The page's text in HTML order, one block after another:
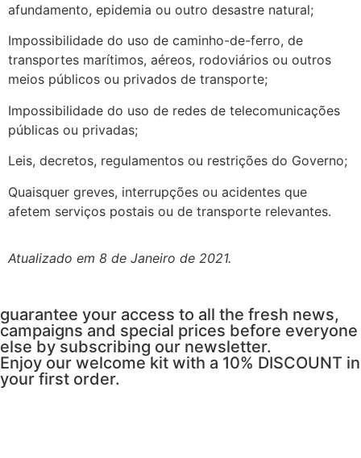
afundamento, epidemia ou outro desastre natural;
Impossibilidade do uso de caminho-de-ferro, de
transportes marítimos, aéreos, rodoviários ou outros
meios públicos ou privados de transporte;
Impossibilidade do uso de redes de telecomunicações
públicas ou privadas;
Leis, decretos, regulamentos ou restrições do Governo;
Quaisquer greves, interrupções ou acidentes que
afetem serviços postais ou de transporte relevantes.
Atualizado em 8 de Janeiro de 2021.
guarantee your access to all the fresh news,
campaigns and special prices before everyone
else by subscribing our newsletter.
Enjoy our welcome kit with a 10% DISCOUNT in
your first order.